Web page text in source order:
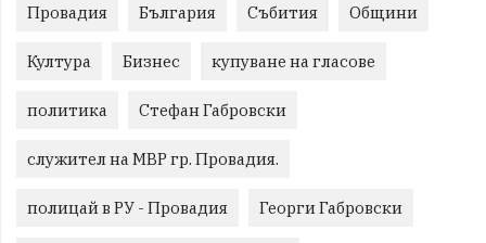
Провадия България Събития Общини
Култура Бизнес купуване на гласове
политика Стефан Габровски
служител на МВР гр. Провадия.
полицай в РУ - Провадия Георги Габровски